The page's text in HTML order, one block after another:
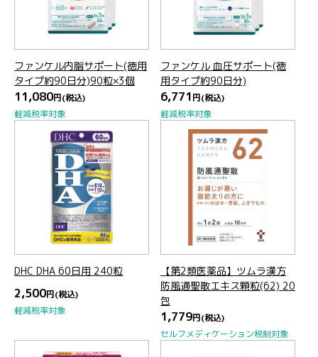
ファンケル内脂サポート(徳用
タイプ約90日分)90粒×3個
11,080円(税込)
軽減税率対象
ファンケル 血圧サポート(徳
用タイプ約90日分)
6,771円(税込)
軽減税率対象
DHC DHA 60日用 240粒
2,500円(税込)
軽減税率対象
【第2類医薬品】ツムラ漢方
防風通聖散エキス顆粒(62) 20
包
1,779円(税込)
セルフメディケーション税制対象